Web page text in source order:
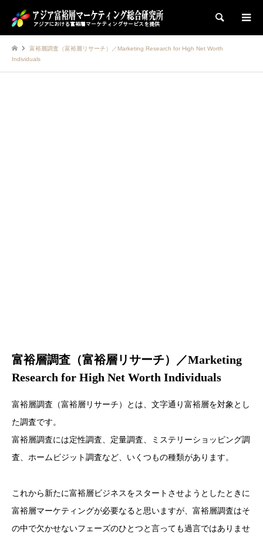
検索
富裕層調査（富裕層リサーチ）／Marketing Research for High Net Worth
Individuals
富裕層調査（富裕層リサーチ）／Marketing
Research for High Net Worth Individuals
富裕層調査（富裕層リサーチ）とは、文字通り富裕層を対象とし
た調査です。
富裕層調査には定性調査、定量調査、ミステリーショッピング調
査、ホームビジット調査など、いくつもの種類があります。
これから新たに富裕層ビジネスをスタートさせようとしたときに
富裕層マーケティングが必要なると思いますが、富裕層調査はそ
の中で欠かせないフェーズのひとつと言っても過言ではありませ